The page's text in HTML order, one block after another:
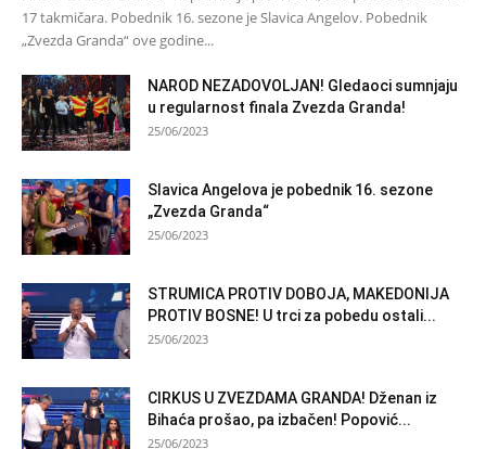
17 takmičara. Pobednik 16. sezone je Slavica Angelov. Pobednik
„Zvezda Granda“ ove godine...
NAROD NEZADOVOLJAN! Gledaoci sumnjaju
u regularnost finala Zvezda Granda!
25/06/2023
Slavica Angelova je pobednik 16. sezone
„Zvezda Granda“
25/06/2023
STRUMICA PROTIV DOBOJA, MAKEDONIJA
PROTIV BOSNE! U trci za pobedu ostali...
25/06/2023
CIRKUS U ZVEZDAMA GRANDA! Dženan iz
Bihaća prošao, pa izbačen! Popović...
25/06/2023